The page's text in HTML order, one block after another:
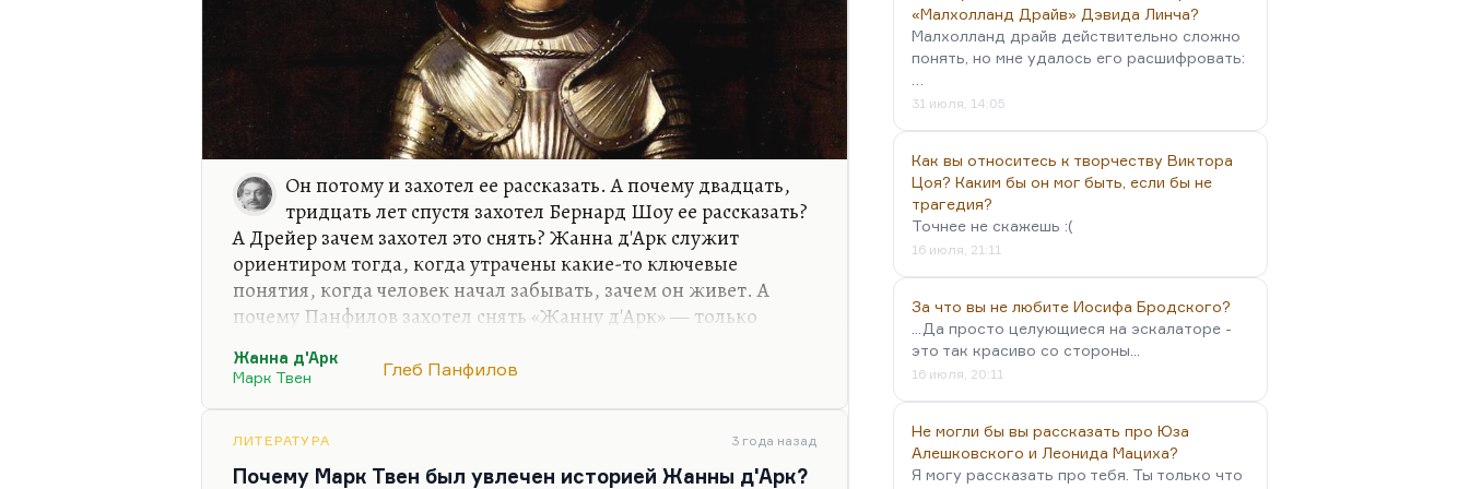
Он потому и захотел ее рассказать. А почему двадцать,
тридцать лет спустя захотел Бернард Шоу ее рассказать?
А Дрейер зачем захотел это снять? Жанна д'Арк служит
ориентиром тогда, когда утрачены какие-то ключевые
понятия, когда человек начал забывать, зачем он живет. А
почему Панфилов захотел снять «Жанну д'Арк» — только
Чурикова подсказала ему этот образ. Если бы этот сценарий
был поставлен, «Андрей Рублев» был бы не так одинок в
Панфилова хватит сил и денег осуществить этот титанический
замысел и снять черно-белую широкоформатную картину. Там
Жанна д'Арк
Марк Твен
Глеб Панфилов
ЛИТЕРАТУРА 3 года назад
Почему Марк Твен был увлечен историей Жанны д'Арк?
«Малхолланд Драйв» Дэвида Линча?
Малхолланд драйв действительно сложно
понять, но мне удалось его расшифровать:
31 июля, 14:05
Как вы относитесь к творчеству Виктора
Цоя? Каким бы он мог быть, если бы не
трагедия?
Точнее не скажешь :(
16 июля, 21:11
За что вы не любите Иосифа Бродского?
...Да просто целующиеся на эскалаторе -
это так красиво со стороны...
16 июля, 20:11
Не могли бы вы рассказать про Юза
Алешковского и Леонида Мациха?
Я могу рассказать про тебя. Ты только что